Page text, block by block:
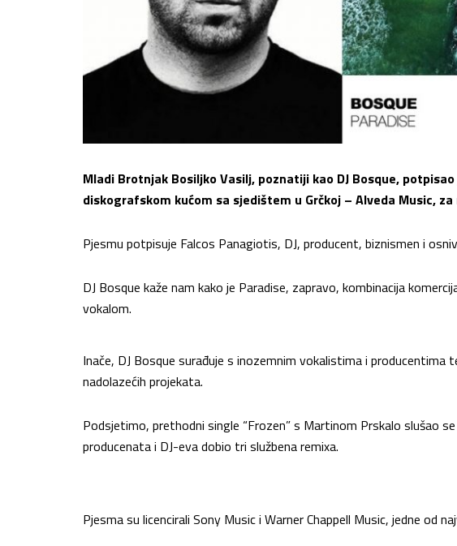
Mladi Brotnjak Bosiljko Vasilj, poznatiji kao DJ Bosque,
diskografskom kućom sa sjedištem u Grčkoj – Alveda Music, za
Pjesmu potpisuje Falcos Panagiotis, DJ, producent, biznismen i
DJ Bosque kaže nam kako je Paradise, zapravo, kombinacija
vokalom.
Inače, DJ Bosque surađuje s inozemnim vokalistima i producentima
nadolazećih projekata.
Podsjetimo, prethodni single “Frozen” s Martinom Prskalo slušao
producenata i DJ-eva dobio tri službena remixa.
Pjesma su licencirali Sony Music i Warner Chappell Music, jedne od